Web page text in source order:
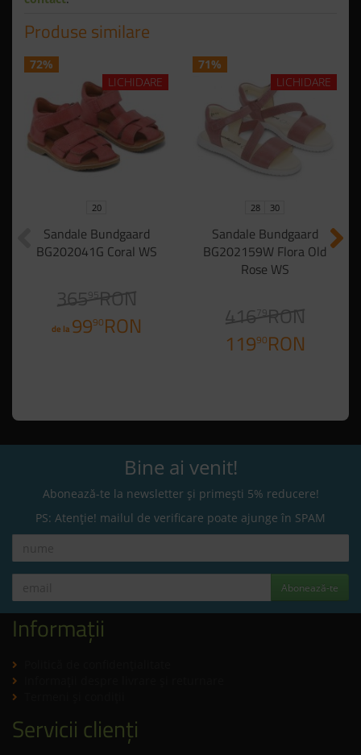
Produse similare
72%
LICHIDARE
20
Sandale Bundgaard
BG202041G Coral WS
365 95RON
de la 9990RON
71%
LICHIDARE
28 30
Sandale Bundgaard
BG202159W Flora Old
Rose WS
416 79
RON
11990RON
Bine ai venit!
Abonează-te la newsletter și primești 5% reducere!
PS: Atenție! mailul de verificare poate ajunge în SPAM
Abonează-te
Informații
Servicii clienți